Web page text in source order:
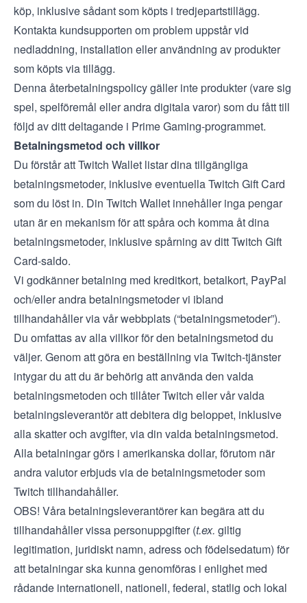
köp, inklusive sådant som köpts i tredjepartstillägg.
Kontakta kundsupporten om problem uppstår vid
nedladdning, installation eller användning av produkter
som köpts via tillägg.
Denna återbetalningspolicy gäller inte produkter (vare sig
spel, spelföremål eller andra digitala varor) som du fått till
följd av ditt deltagande i Prime Gaming-programmet.
Betalningsmetod och villkor
Du förstår att Twitch Wallet listar dina tillgängliga
betalningsmetoder, inklusive eventuella Twitch Gift Card
som du löst in. Din Twitch Wallet innehåller inga pengar
utan är en mekanism för att spåra och komma åt dina
betalningsmetoder, inklusive spårning av ditt Twitch Gift
Card-saldo.
Vi godkänner betalning med kreditkort, betalkort, PayPal
och/eller andra betalningsmetoder vi ibland
tillhandahåller via vår webbplats (“betalningsmetoder”).
Du omfattas av alla villkor för den betalningsmetod du
väljer. Genom att göra en beställning via Twitch-tjänster
intygar du att du är behörig att använda den valda
betalningsmetoden och tillåter Twitch eller vår valda
betalningsleverantör att debitera dig beloppet, inklusive
alla skatter och avgifter, via din valda betalningsmetod.
Alla betalningar görs i amerikanska dollar, förutom när
andra valutor erbjuds via de betalningsmetoder som
Twitch tillhandahåller.
OBS! Våra betalningsleverantörer kan begära att du
tillhandahåller vissa personuppgifter (t.ex. giltig
legitimation, juridiskt namn, adress och födelsedatum) för
att betalningar ska kunna genomföras i enlighet med
rådande internationell, nationell, federal, statlig och lokal